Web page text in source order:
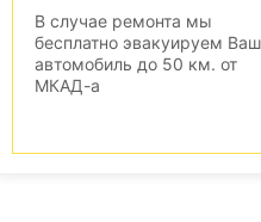
В случае ремонта мы
бесплатно эвакуируем Ваш
автомобиль до 50 км. от
МКАД-а